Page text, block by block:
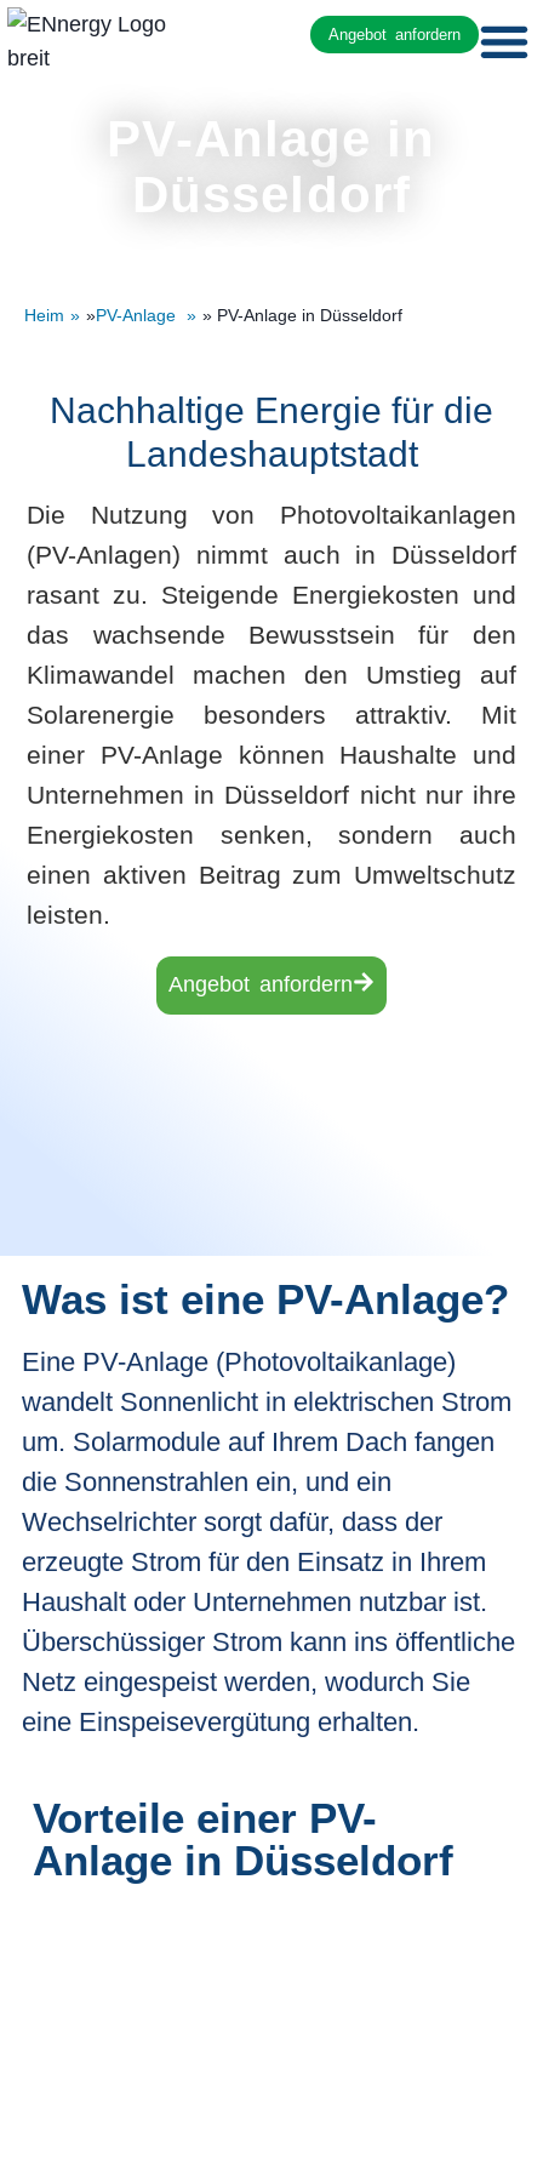
Angebot anfordern
PV-Anlage in
Düsseldorf
Heim »PV-Anlage » PV-Anlage in Düsseldorf
Nachhaltige Energie für die
Landeshauptstadt
Die Nutzung von Photovoltaikanlagen
(PV-Anlagen) nimmt auch in Düsseldorf
rasant zu. Steigende Energiekosten und
das wachsende Bewusstsein für den
Klimawandel machen den Umstieg auf
Solarenergie besonders attraktiv. Mit
einer PV-Anlage können Haushalte und
Unternehmen in Düsseldorf nicht nur ihre
Energiekosten senken, sondern auch
einen aktiven Beitrag zum Umweltschutz
leisten.
Angebot anfordern
Was ist eine PV-Anlage?
Eine PV-Anlage (Photovoltaikanlage)
wandelt Sonnenlicht in elektrischen Strom
um. Solarmodule auf Ihrem Dach fangen
die Sonnenstrahlen ein, und ein
Wechselrichter sorgt dafür, dass der
erzeugte Strom für den Einsatz in Ihrem
Haushalt oder Unternehmen nutzbar ist.
Überschüssiger Strom kann ins öffentliche
Netz eingespeist werden, wodurch Sie
eine Einspeisevergütung erhalten.
Vorteile einer PV-
Anlage in Düsseldorf